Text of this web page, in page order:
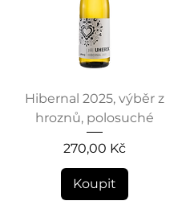
Hibernal 2025, výběr z
hroznů, polosuché
Cena
270,00 Kč
Koupit